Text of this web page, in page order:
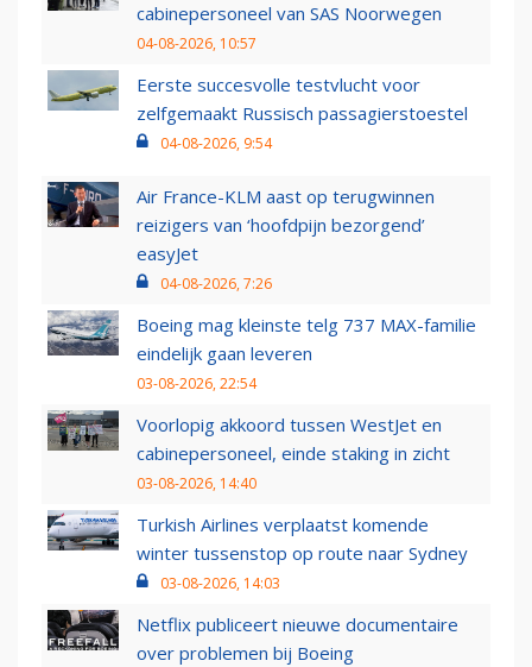
cabinepersoneel van SAS Noorwegen
04-08-2026, 10:57
Eerste succesvolle testvlucht voor
zelfgemaakt Russisch passagierstoestel
04-08-2026, 9:54
Air France-KLM aast op terugwinnen
reizigers van ‘hoofdpijn bezorgend’
easyJet
04-08-2026, 7:26
Boeing mag kleinste telg 737 MAX-familie
eindelijk gaan leveren
03-08-2026, 22:54
Voorlopig akkoord tussen WestJet en
cabinepersoneel, einde staking in zicht
03-08-2026, 14:40
Turkish Airlines verplaatst komende
winter tussenstop op route naar Sydney
03-08-2026, 14:03
Netflix publiceert nieuwe documentaire
over problemen bij Boeing